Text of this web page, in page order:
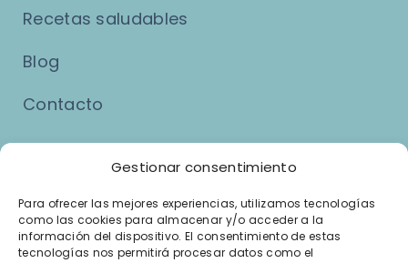
Gestionar consentimiento
Para ofrecer las mejores experiencias, utilizamos tecnologías
como las cookies para almacenar y/o acceder a la
información del dispositivo. El consentimiento de estas
tecnologías nos permitirá procesar datos como el
Recetas saludables
Blog
Contacto
Asuntos Legales
Aviso Legal